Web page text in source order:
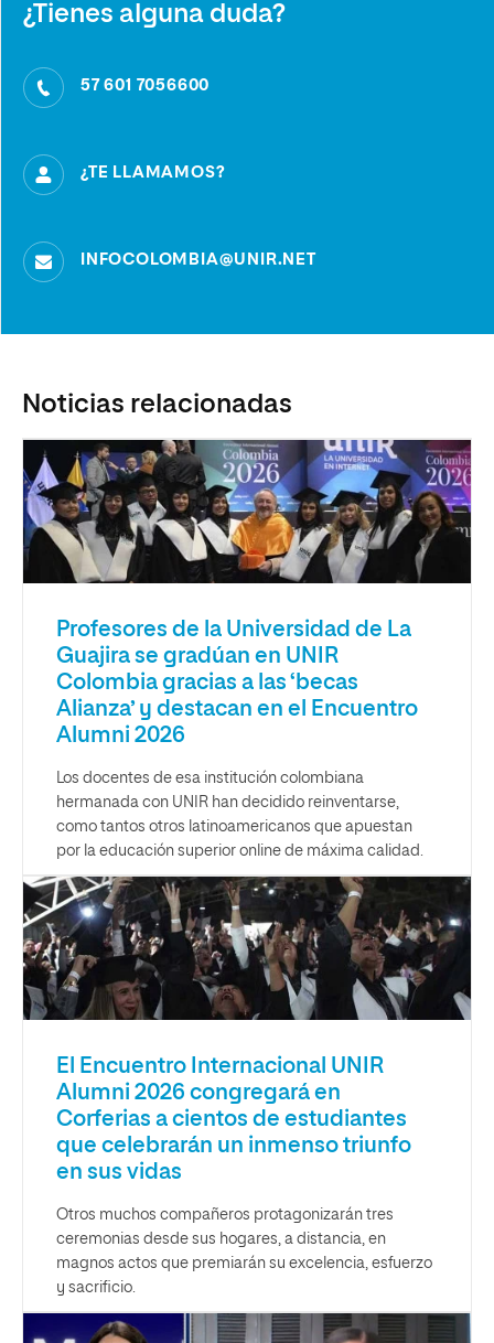
¿Tienes alguna duda?
57 601 7056600
¿TE LLAMAMOS?
INFOCOLOMBIA@UNIR.NET
Noticias relacionadas
Profesores de la Universidad de La
Guajira se gradúan en UNIR
Colombia gracias a las ‘becas
Alianza’ y destacan en el Encuentro
Alumni 2026
Los docentes de esa institución colombiana
hermanada con UNIR han decidido reinventarse,
como tantos otros latinoamericanos que apuestan
por la educación superior online de máxima calidad.
El Encuentro Internacional UNIR
Alumni 2026 congregará en
Corferias a cientos de estudiantes
que celebrarán un inmenso triunfo
en sus vidas
Otros muchos compañeros protagonizarán tres
ceremonias desde sus hogares, a distancia, en
magnos actos que premiarán su excelencia, esfuerzo
y sacrificio.